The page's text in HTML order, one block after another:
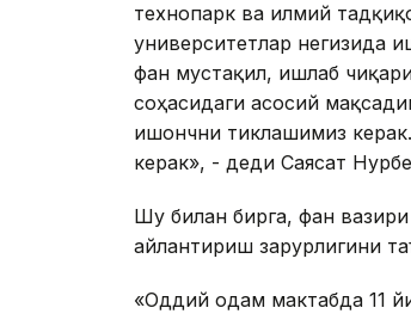
технопарк ва илмий
университетлар негизида
фан мустақил, ишлаб
соҳасидаги асосий
ишончни тиклашимиз
керак», - деди Саясат
Шу билан бирга, фан
айлантириш зарурлигини
«Оддий одам мактабда 11